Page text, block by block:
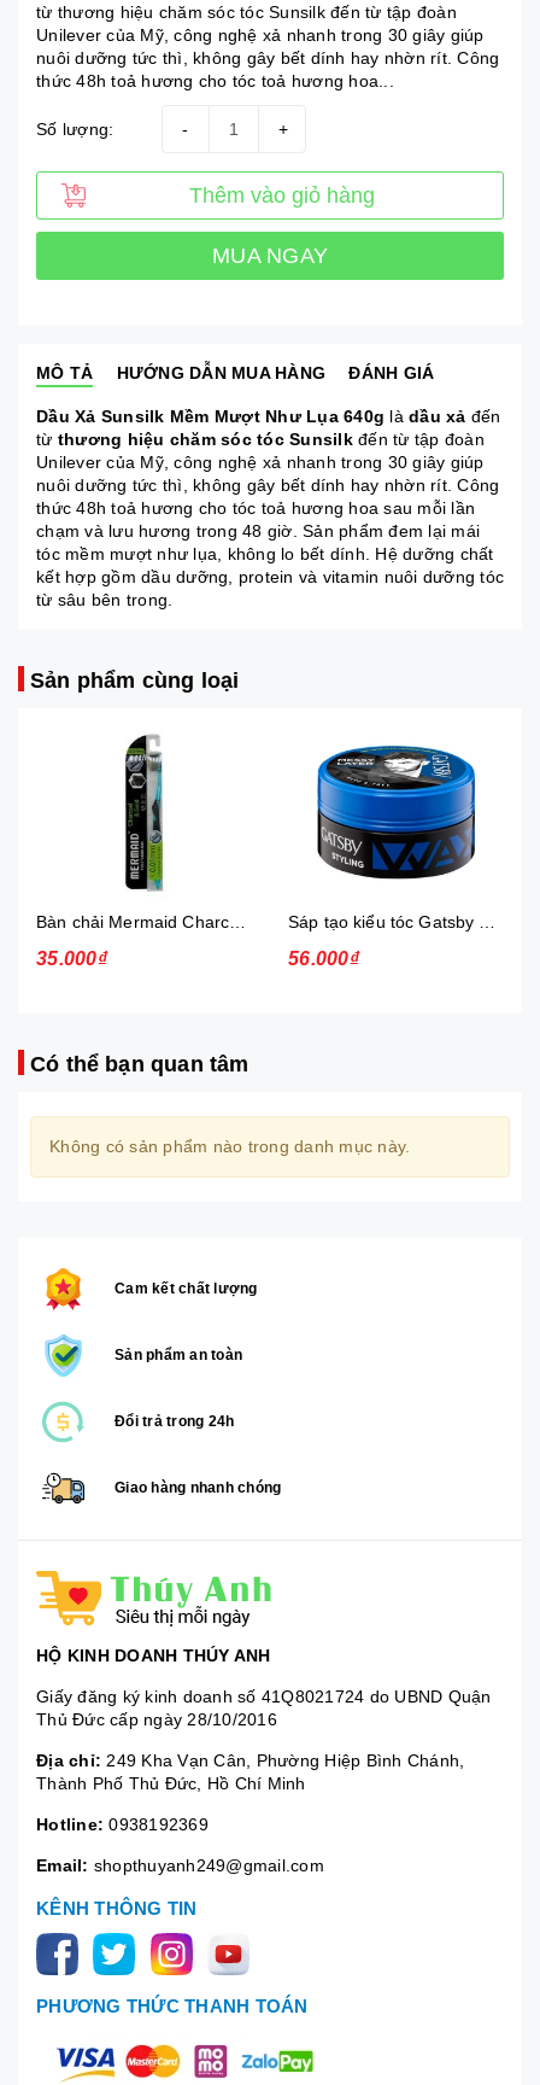
từ thương hiệu chăm sóc tóc Sunsilk đến từ tập đoàn
Unilever của Mỹ, công nghệ xả nhanh trong 30 giây giúp
nuôi dưỡng tức thì, không gây bết dính hay nhờn rít. Công
thức 48h toả hương cho tóc toả hương hoa...
Số lượng: +
-
Thêm vào giỏ hàng
MUA NGAY
MÔ TẢ HƯỚNG DẪN MUA HÀNG ĐÁNH GIÁ
Dầu Xả Sunsilk Mềm Mượt Như Lụa 640g là dầu xả đến
từ thương hiệu chăm sóc tóc Sunsilkđến từ tập đoàn
Unilever của Mỹ, công nghệ xả nhanh trong 30 giây giúp
nuôi dưỡng tức thì, không gây bết dính hay nhờn rít. Công
thức 48h toả hương cho tóc toả hương hoa sau mỗi lần
chạm và lưu hương trong 48 giờ. Sản phẩm đem lại mái
tóc mềm mượt như lụa, không lo bết dính. Hệ dưỡng chất
kết hợp gồm dầu dưỡng, protein và vitamin nuôi dưỡng tóc
từ sâu bên trong.
Sản phẩm cùng loại
35.000₫ 56.000₫
Có thể bạn quan tâm
Không có sản phẩm nào trong danh mục này.
Cam kết chất lượng
Sản phẩm an toàn
Đổi trả trong 24h
Giao hàng nhanh chóng
HỘ KINH DOANH THÚY ANH
Giấy đăng ký kinh doanh số 41Q8021724 do UBND Quận
Thủ Đức cấp ngày 28/10/2016
Địa chỉ: 249 Kha Vạn Cân, Phường Hiệp Bình Chánh,
Thành Phố Thủ Đức, Hồ Chí Minh
Hotline: 0938192369
Email: shopthuyanh249@gmail.com
KÊNH THÔNG TIN
PHƯƠNG THỨC THANH TOÁN